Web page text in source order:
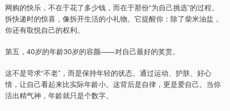
网购的快乐，不在于花了多少钱，而在于那份“为自己挑选”的过程。
拆快递时的惊喜，像拆开生活的小礼物。它提醒你：除了柴米油盐，
你还有取悦自己的权利。
第五，40岁的年龄30岁的容颜——对自己最好的奖赏。
这不是苛求“不老”，而是保持年轻的状态。通过运动、护肤、好心
情，让自己看起来比实际年龄小。这背后是自律，更是爱自己。当你
活出精气神，年龄就只是个数字。